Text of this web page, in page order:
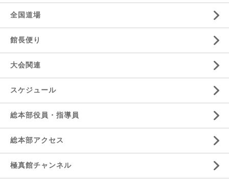
全国道場
館長便り
大会関連
スケジュール
総本部役員・指導員
総本部アクセス
極真館チャンネル